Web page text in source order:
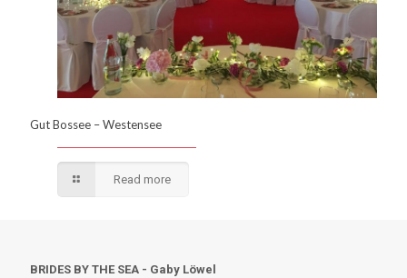
Gut Bossee – Westensee
Read more
BRIDES BY THE SEA - Gaby Löwel